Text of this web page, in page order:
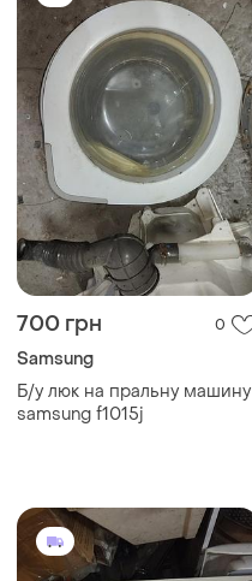
700 грн 0
Samsung
Б/у люк на пральну машину
samsung f1015j